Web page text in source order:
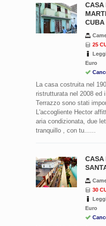
CASA
CUBA
25
Euro
La casa costruita nel
ristrutturata nel 2008 ed
Terrazzo sono stati
L'accogliente Hector
aria condizionata, due
tranquillo , con tu......
CASA
30
Euro